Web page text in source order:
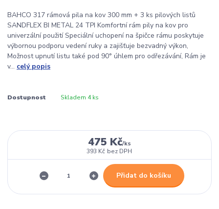
BAHCO 317 rámová pila na kov 300 mm + 3 ks pilových listů
SANDFLEX BI METAL 24 TPI Komfortní rám pily na kov pro
univerzální použití Speciální uchopení na špičce rámu poskytuje
výbornou podporu vedení ruky a zajišťuje bezvadný výkon,
Možnost upnutí listu také pod 90° úhlem pro odřezávání, Rám je
v... celý popis
Dostupnost Skladem 4 ks
475 Kč/ks
393 Kč bez DPH
Přidat do košíku